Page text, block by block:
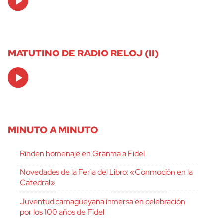
Player
MATUTINO DE RADIO RELOJ (II)
Audio
Player
MINUTO A MINUTO
Rinden homenaje en Granma a Fidel
Novedades de la Feria del Libro: «Conmoción en la
Catedral»
Juventud camagüeyana inmersa en celebración
por los 100 años de Fidel